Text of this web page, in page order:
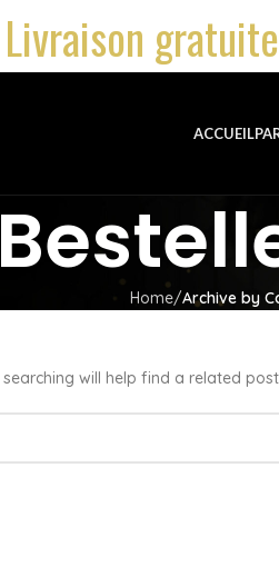
Livraison
ACCUEIL
Home Archive by
will help find a related